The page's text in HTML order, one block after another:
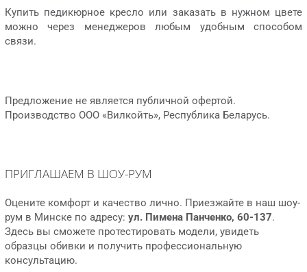
Купить педикюрное кресло или заказать в нужном цвете
можно через менеджеров любым удобным способом
связи.
Предложение не является публичной офертой.
Производство ООО «Вилкойть», Республика Беларусь.
ПРИГЛАШАЕМ В ШОУ-РУМ
Оцените комфорт и качество лично. Приезжайте в наш шоу-
рум в Минске по адресу: ул. Пимена Панченко, 60-137.
Здесь вы сможете протестировать модели, увидеть
образцы обивки и получить профессиональную
консультацию.